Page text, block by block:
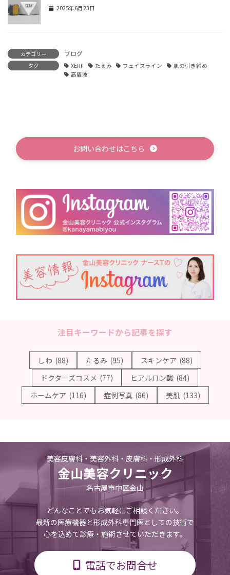
2025年6月23日
カテゴリー ブログ
タグ XERF たるみ フェイスライン
肌の引き締め
高周波
お問い合わせはこちら
注目キーワードから記事を探す
しわ (88) たるみ (95) スキンケア (88)
ドクターズコスメ (77) ヒアルロン酸 (84)
ホームケア (116) 症例写真 (86) 美肌 (133)
美容皮膚科・美容外科・皮膚科・形成外科
金山美容クリニック
名古屋市中区金山
どんなことでもお気軽にご相談ください。
最新の医療機器と形成外科専門医としての技術で
心を込めて診療・施術させていただきます。
電話でお問合せ